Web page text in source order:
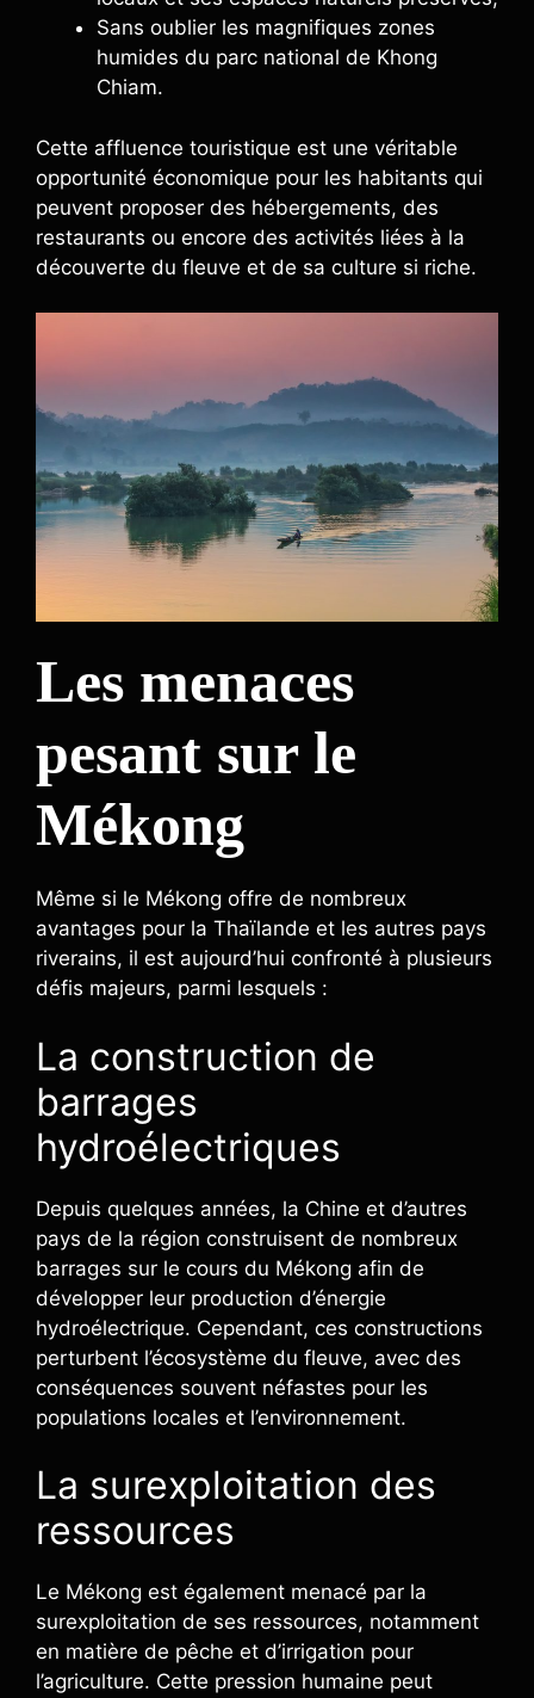
Sans oublier les magnifiques zones
humides du parc national de Khong
Chiam.
Cette affluence touristique est une véritable
opportunité économique pour les habitants qui
peuvent proposer des hébergements, des
restaurants ou encore des activités liées à la
découverte du fleuve et de sa culture si riche.
Les menaces
pesant sur le
Mékong
Même si le Mékong offre de nombreux
avantages pour la Thaïlande et les autres pays
riverains, il est aujourd’hui confronté à plusieurs
défis majeurs, parmi lesquels :
La construction de
barrages
hydroélectriques
Depuis quelques années, la Chine et d’autres
pays de la région construisent de nombreux
barrages sur le cours du Mékong afin de
développer leur production d’énergie
hydroélectrique. Cependant, ces constructions
perturbent l’écosystème du fleuve, avec des
conséquences souvent néfastes pour les
populations locales et l’environnement.
La surexploitation des
ressources
Le Mékong est également menacé par la
surexploitation de ses ressources, notamment
en matière de pêche et d’irrigation pour
l’agriculture. Cette pression humaine peut